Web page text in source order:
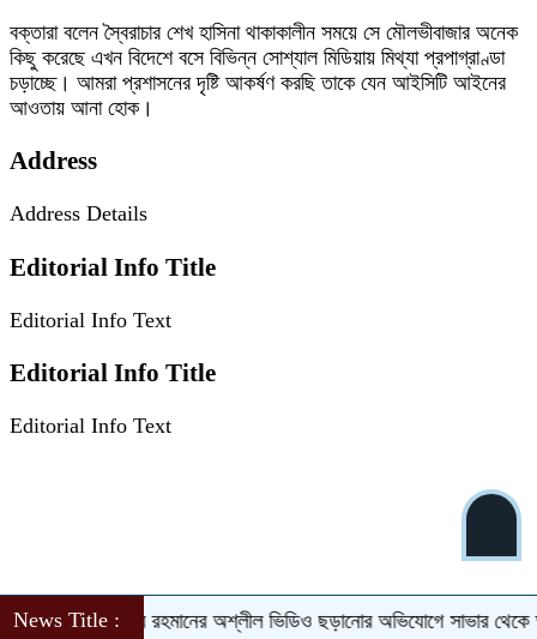
News Title :
এমপি নাসের রহমানের অশ্লীল ভিডিও ছড়ানোর অভিযোগে সাভার থেকে
বক্তারা বলেন স্বৈরাচার শেখ হাসিনা থাকাকালীন সময়ে সে মৌলভীবাজার অনেক
কিছু করেছে এখন বিদেশে বসে বিভিন্ন সোশ্যাল মিডিয়ায় মিথ্যা প্রপাগ্রাণ্ডা
চড়াচ্ছে। আমরা প্রশাসনের দৃষ্টি আকর্ষণ করছি তাকে যেন আইসিটি আইনের
আওতায় আনা হোক।
Address
Address Details
Editorial Info Title
Editorial Info Text
Editorial Info Title
Editorial Info Text